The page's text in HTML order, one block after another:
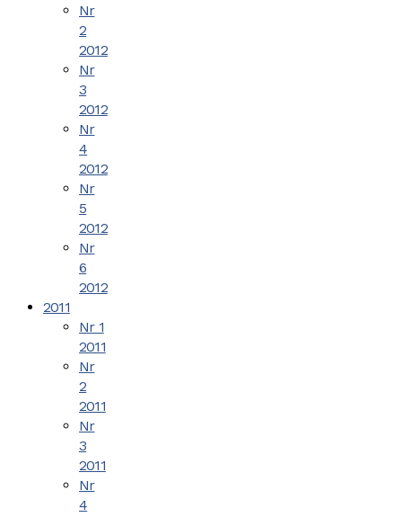
Nr
2
2012
Nr
3
2012
Nr
4
2012
Nr
5
2012
Nr
6
2012
2011
Nr 1
2011
Nr
2
2011
Nr
3
2011
Nr
4